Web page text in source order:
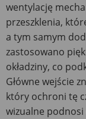
wentylację
przeszklenia,
a tym samym
zastosowano
okładziny, co
Główne wejście
który ochroni tę
wizualne podnosi